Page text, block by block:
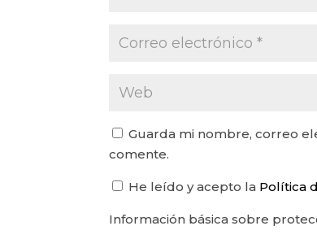
Guarda mi nombre, correo
comente.
He leído y acepto la Política
Información básica sobre